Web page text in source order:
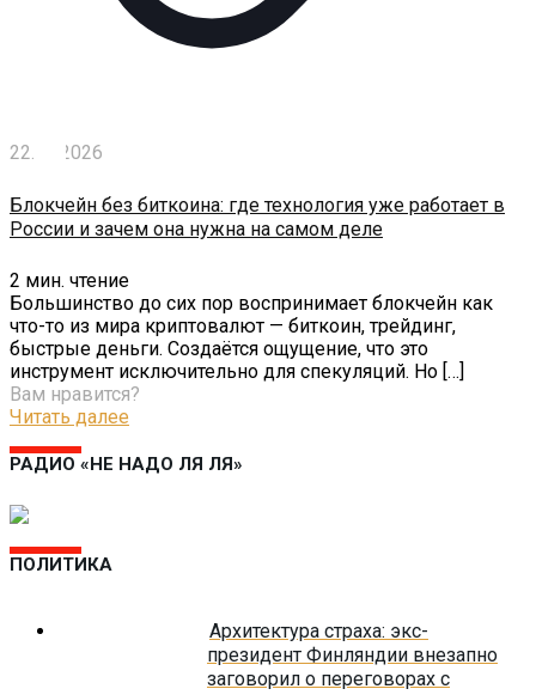
проекту
22.04.2026
Блокчейн без биткоина: где технология уже работает в
России и зачем она нужна на самом деле
2 мин. чтение
Большинство до сих пор воспринимает блокчейн как
что-то из мира криптовалют — биткоин, трейдинг,
быстрые деньги. Создаётся ощущение, что это
инструмент исключительно для спекуляций. Но […]
Вам нравится?
Читать далее
РАДИО «НЕ НАДО ЛЯ ЛЯ»
ПОЛИТИКА
Архитектура страха: экс-
президент Финляндии внезапно
заговорил о переговорах с